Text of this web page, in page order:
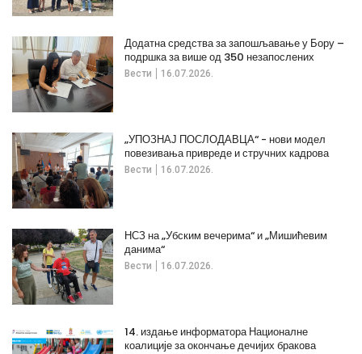
Вести 16.07.2026.
Додатна средства за запошљавање у Бору –
подршка за више од 350 незапослених
Вести 16.07.2026.
„УПОЗНАЈ ПОСЛОДАВЦА“ - нови модел
повезивања привреде и стручних кадрова
Вести 16.07.2026.
НСЗ на „Убским вечерима“ и „Мишићевим
данима“
14. издање информатора Националне
коалиције за окончање дечијих бракова